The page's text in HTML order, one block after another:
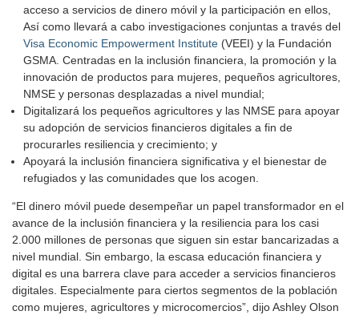
acceso a servicios de dinero móvil y la participación en ellos,
Así como llevará a cabo investigaciones conjuntas a través del
Visa Economic Empowerment Institute (VEEI) y la Fundación
GSMA. Centradas en la inclusión financiera, la promoción y la
innovación de productos para mujeres, pequeños agricultores,
NMSE y personas desplazadas a nivel mundial;
Digitalizará los pequeños agricultores y las NMSE para apoyar
su adopción de servicios financieros digitales a fin de
procurarles resiliencia y crecimiento; y
Apoyará la inclusión financiera significativa y el bienestar de
refugiados y las comunidades que los acogen.
“El dinero móvil puede desempeñar un papel transformador en el
avance de la inclusión financiera y la resiliencia para los casi
2.000 millones de personas que siguen sin estar bancarizadas a
nivel mundial. Sin embargo, la escasa educación financiera y
digital es una barrera clave para acceder a servicios financieros
digitales. Especialmente para ciertos segmentos de la población
como mujeres, agricultores y microcomercios”, dijo Ashley Olson